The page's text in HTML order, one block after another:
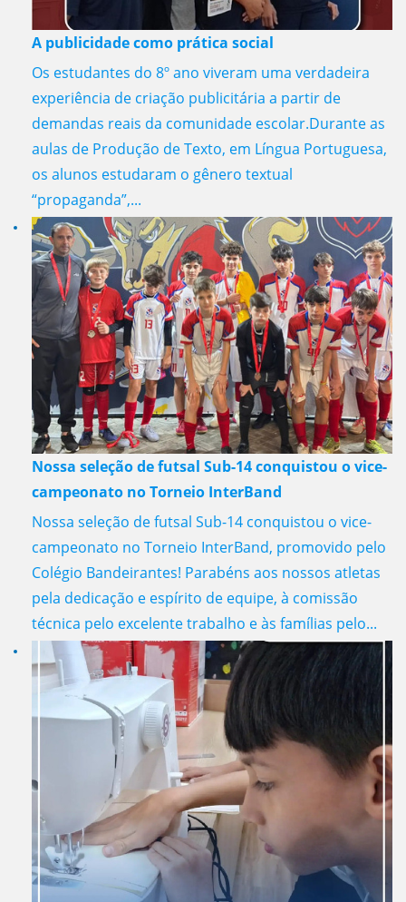
A publicidade como prática social
Os estudantes do 8º ano viveram uma verdadeira
experiência de criação publicitária a partir de
demandas reais da comunidade escolar.Durante as
aulas de Produção de Texto, em Língua Portuguesa,
os alunos estudaram o gênero textual
“propaganda”,...
Nossa seleção de futsal Sub-14 conquistou o vice-
campeonato no Torneio InterBand
Nossa seleção de futsal Sub-14 conquistou o vice-
campeonato no Torneio InterBand, promovido pelo
Colégio Bandeirantes! Parabéns aos nossos atletas
pela dedicação e espírito de equipe, à comissão
técnica pelo excelente trabalho e às famílias pelo...